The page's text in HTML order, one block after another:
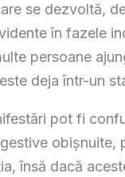
se dezvoltă,
în fazele
persoane
deja într-un
pot fi
obișnuite,
însă dacă